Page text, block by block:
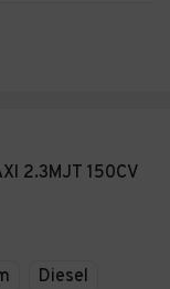
2.3MJT 150CV
Diesel